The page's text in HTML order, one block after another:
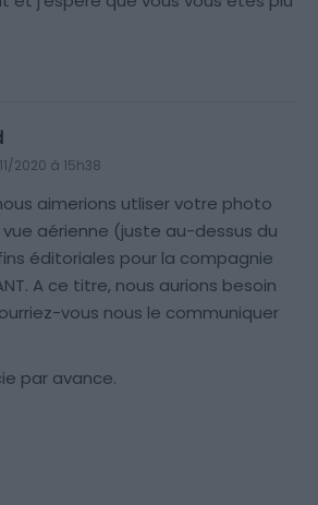
2020 à 15h38
aimerions utliser votre photo
vue aérienne (juste au-dessus du
éditoriales pour la compagnie
A ce titre, nous aurions besoin
vous nous le communiquer
par avance.